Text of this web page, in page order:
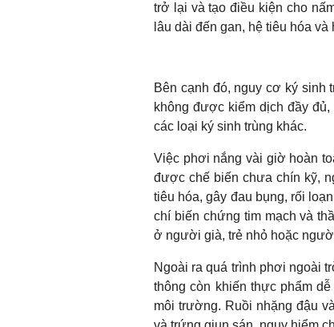
trở lại và tạo điều kiện cho
lâu dài đến gan, hệ tiêu hóa và
Bên cạnh đó, nguy cơ ký sinh
không được kiểm dịch đầy
các loại ký sinh trùng khác.
Việc phơi nắng vài giờ hoàn
được chế biến chưa chín kỹ,
tiêu hóa, gây đau bụng, rối
chí biến chứng tim mạch và
ở người già, trẻ nhỏ hoặc
Ngoài ra quá trình phơi ngoài
thông còn khiến thực phẩm
môi trường. Ruồi nhặng đậu